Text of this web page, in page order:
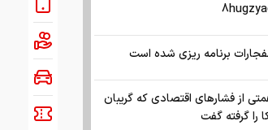
برنامه ریزی شده است
از فشارهای اقتصادی که گریبان
را گرفته گفت